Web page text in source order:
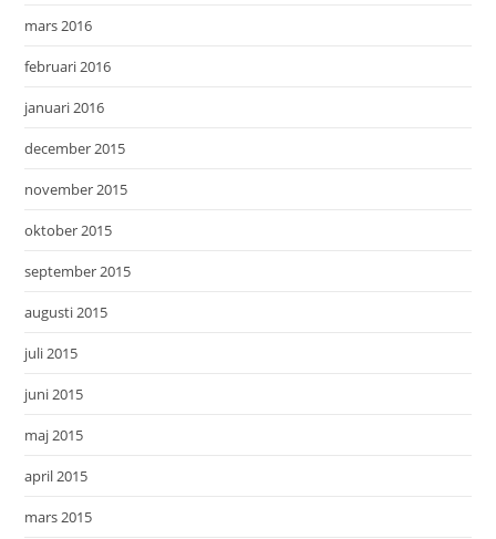
mars 2016
februari 2016
januari 2016
december 2015
november 2015
oktober 2015
september 2015
augusti 2015
juli 2015
juni 2015
maj 2015
april 2015
mars 2015